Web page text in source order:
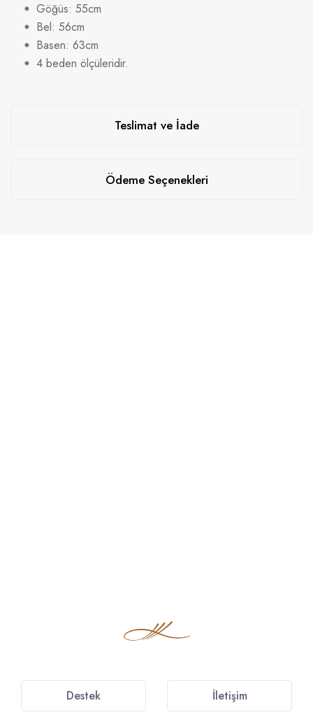
Göğüs: 55cm
Bel: 56cm
Basen: 63cm
4 beden ölçüleridir.
Teslimat ve İade
Ödeme Seçenekleri
Destek İletişim